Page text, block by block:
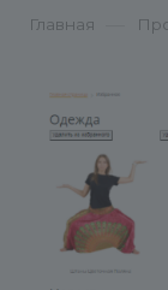
Главная